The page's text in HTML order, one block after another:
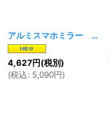
アルミスマホミラー B シルバー×オレンジ
4,627円(税別)
(税込 : 5,090円)